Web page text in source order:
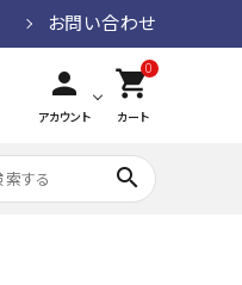
お問い合わせ
person
アカウント
0
shopping_cart
カート
search